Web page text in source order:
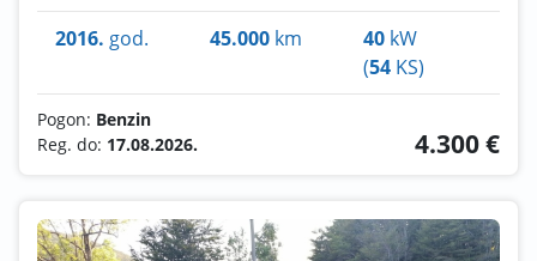
2016. god. 45.000km 40 kW
(54 KS)
Pogon: Benzin
Reg. do: 17.08.2026. 4.300 €